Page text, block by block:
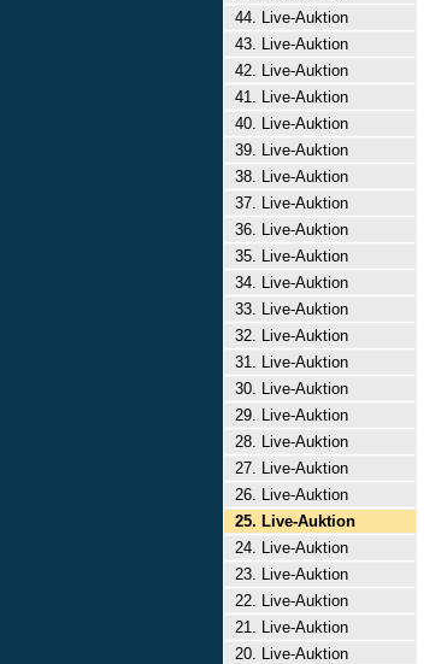
44. Live-Auktion
43. Live-Auktion
42. Live-Auktion
41. Live-Auktion
40. Live-Auktion
39. Live-Auktion
38. Live-Auktion
37. Live-Auktion
36. Live-Auktion
35. Live-Auktion
34. Live-Auktion
33. Live-Auktion
32. Live-Auktion
31. Live-Auktion
30. Live-Auktion
29. Live-Auktion
28. Live-Auktion
27. Live-Auktion
26. Live-Auktion
25. Live-Auktion
24. Live-Auktion
23. Live-Auktion
22. Live-Auktion
21. Live-Auktion
20. Live-Auktion